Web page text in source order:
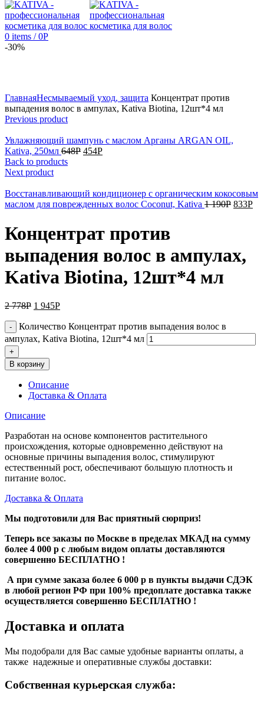
0 items / 0Р
-30%
ГлавнаяНесмываемый уход, защита Концентрат против
выпадения волос в ампулах, Kativa Biotina, 12шт*4 мл
Previous product
Увлажняющий шампунь с маслом Арганы ARGAN OIL,
Kativa, 250мл 648Р 454Р
Back to products
Next product
Восстанавливающий кондиционер с органическим кокосовым
маслом для поврежденных волос Coconut, Kativa 1 190Р 833Р
Концентрат против
выпадения волос в ампулах,
Kativa Biotina, 12шт*4 мл
2 778Р 1 945Р
Количество Концентрат против выпадения волос в
ампулах, Kativa Biotina, 12шт*4 мл
В корзину
Описание
Доставка & Оплата
Описание
Разработан на основе компонентов растительного
происхождения, которые одновременно действуют на
основные причины выпадения волос, стимулируют
естественный рост, обеспечивают большую плотность и
питание волос.
Доставка & Оплата
Мы подготовили для Вас приятный сюрприз!
Теперь все заказы по Москве в пределах МКАД на сумму
более 4 000 р с любым видом оплаты доставляются
совершенно БЕСПЛАТНО !
А при сумме заказа более 6 000 р в пункты выдачи СДЭК
в любой регион РФ при 100% предоплате доставка также
осуществляется совершенно БЕСПЛАТНО !
Доставка и оплата
Мы подобрали для Вас самые удобные варианты оплаты, а
также надежные и оперативные службы доставки:
Собственная курьерская служба: